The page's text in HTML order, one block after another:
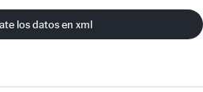
los datos en xml